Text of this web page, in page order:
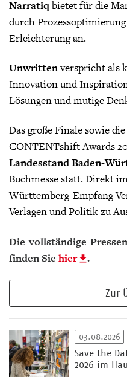
Narratiq bietet für die
durch
Erleichterung an.
Unwrittenverspricht als
Innovation und
Lösungen und mutige
Das große Finale sowie
CONTENTshift Awards
Landesstand Baden-
Buchmesse statt. Direkt
Württemberg-Empfang
Verlagen und Politik zu
Die vollständige
finden Sie hier .
Zur
03.08.2026
Save the
2026 im